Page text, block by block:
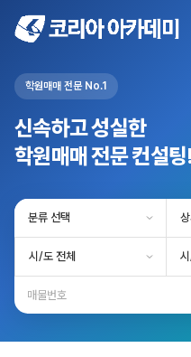
학원매매 전문 No.1
신속하고 성실한
학원매매 전문 컨설팅!